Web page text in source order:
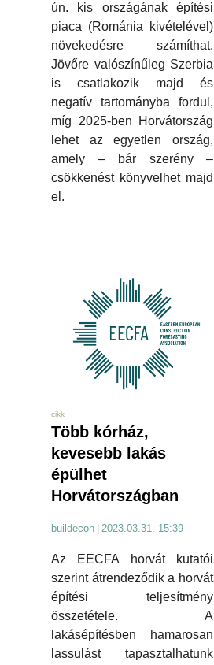
ún. kis országának építési
piaca (Románia kivételével)
növekedésre számíthat.
Jövőre valószínűleg Szerbia
is csatlakozik majd és
negatív tartományba fordul,
míg 2025-ben Horvátország
lehet az egyetlen ország,
amely – bár szerény –
csökkenést könyvelhet majd
el.
cikk
Több kórház,
kevesebb lakás
épülhet
Horvátországban
buildecon 2023.03.31. 15:39
Az EECFA horvát kutatói
szerint átrendeződik a horvát
építési teljesítmény
összetétele. A
lakásépítésben hamarosan
lassulást tapasztalhatunk